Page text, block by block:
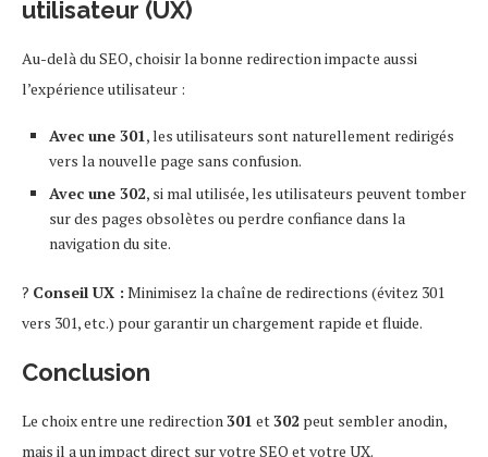
utilisateur (UX)
Au-delà du SEO, choisir la bonne redirection impacte aussi
l’expérience utilisateur :
Avec une 301, les utilisateurs sont naturellement redirigés
vers la nouvelle page sans confusion.
Avec une 302, si mal utilisée, les utilisateurs peuvent tomber
sur des pages obsolètes ou perdre confiance dans la
navigation du site.
? Conseil UX : Minimisez la chaîne de redirections (évitez 301
vers 301, etc.) pour garantir un chargement rapide et fluide.
Conclusion
Le choix entre une redirection 301 et302 peut sembler anodin,
mais il a un impact direct sur votre SEO et votre UX.